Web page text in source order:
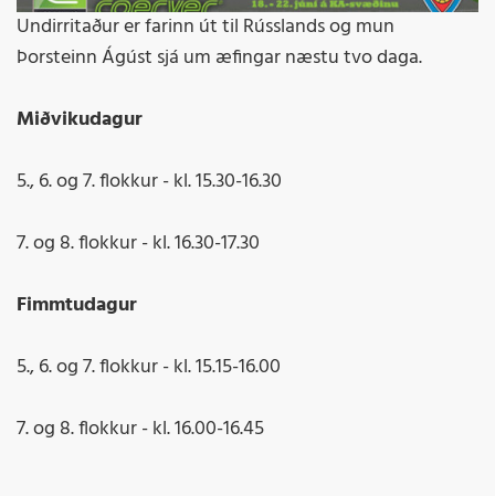
Undirritaður er farinn út til Rússlands og mun
Þorsteinn Ágúst sjá um æfingar næstu tvo daga.
Miðvikudagur
5., 6. og 7. flokkur - kl. 15.30-16.30
7. og 8. flokkur - kl. 16.30-17.30
Fimmtudagur
5., 6. og 7. flokkur - kl. 15.15-16.00
7. og 8. flokkur - kl. 16.00-16.45